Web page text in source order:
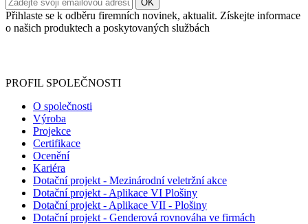
Přihlaste se k odběru firemních novinek, aktualit. Získejte informace
o našich produktech a poskytovaných službách
PROFIL SPOLEČNOSTI
O společnosti
Výroba
Projekce
Certifikace
Ocenění
Kariéra
Dotační projekt - Mezinárodní veletržní akce
Dotační projekt - Aplikace VI Plošiny
Dotační projekt - Aplikace VII - Plošiny
Dotační projekt - Genderová rovnováha ve firmách